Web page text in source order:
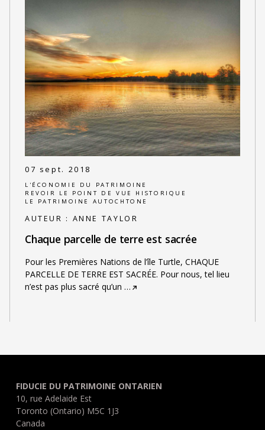
07 sept. 2018
L'ÉCONOMIE DU PATRIMOINE
REVOIR LE POINT DE VUE HISTORIQUE
LE PATRIMOINE AUTOCHTONE
AUTEUR : ANNE TAYLOR
Chaque parcelle de terre est sacrée
Pour les Premières Nations de l’île Turtle, CHAQUE
PARCELLE DE TERRE EST SACRÉE. Pour nous, tel lieu
n’est pas plus sacré qu’un …
FIDUCIE DU PATRIMOINE ONTARIEN
10, rue Adelaide Est
Toronto (Ontario) M5C 1J3
Canada